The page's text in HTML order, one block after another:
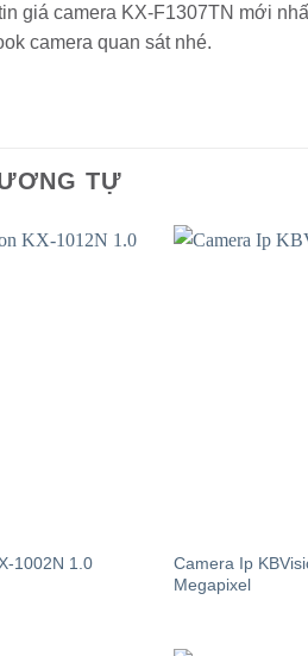
giá camera KX-F1307TN mới
camera quan sát nhé.
TỰ
1002N 1.0
Camera Ip
Megapixel